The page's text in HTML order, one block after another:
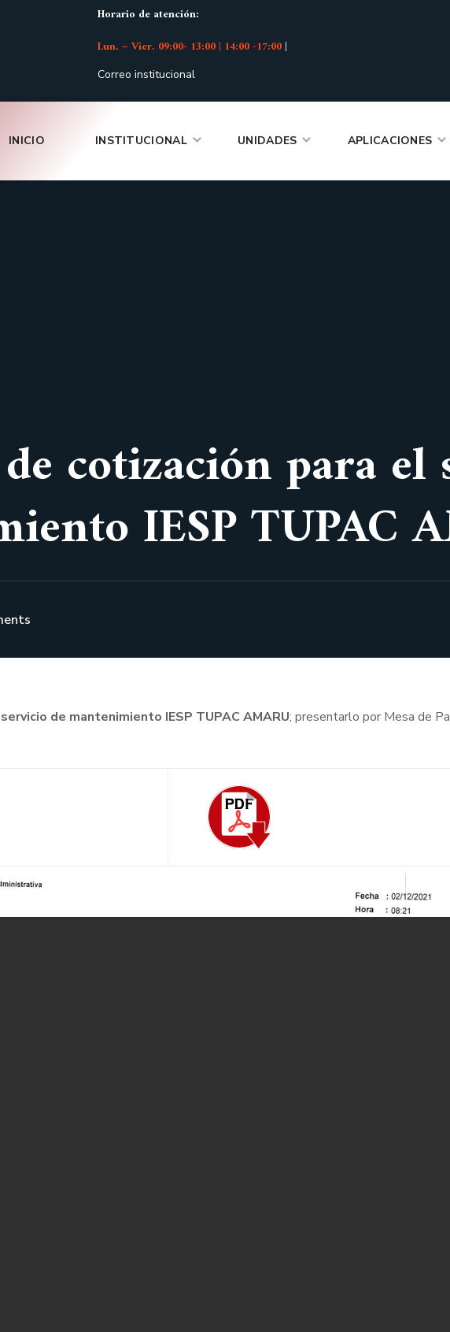
Horario de atención:
Lun. – Vier. 09:00- 13:00 | 14:00 -17:00|
Correo institucional
INICIO INSTITUCIONAL UNIDADES APLICACIONES
cotización para el
IESP TUPAC
de mantenimiento IESP TUPAC AMARU; presentarlo por Mesa de